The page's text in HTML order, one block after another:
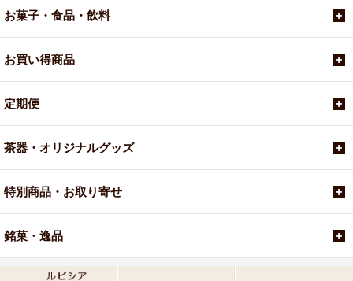
お菓子・食品・飲料
お買い得商品
定期便
茶器・オリジナルグッズ
特別商品・お取り寄せ
銘菓・逸品